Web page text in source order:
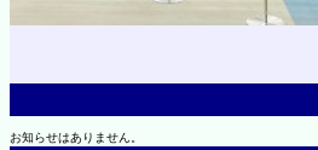
お知らせはありません。